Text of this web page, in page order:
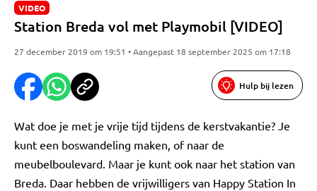
VIDEO
Station Breda vol met Playmobil [VIDEO]
27 december 2019 om 19:51 • Aangepast 18 september 2025 om 17:18
Hulp bij lezen
Wat doe je met je vrije tijd tijdens de kerstvakantie? Je
kunt een boswandeling maken, of naar de
meubelboulevard. Maar je kunt ook naar het station van
Breda. Daar hebben de vrijwilligers van Happy Station In